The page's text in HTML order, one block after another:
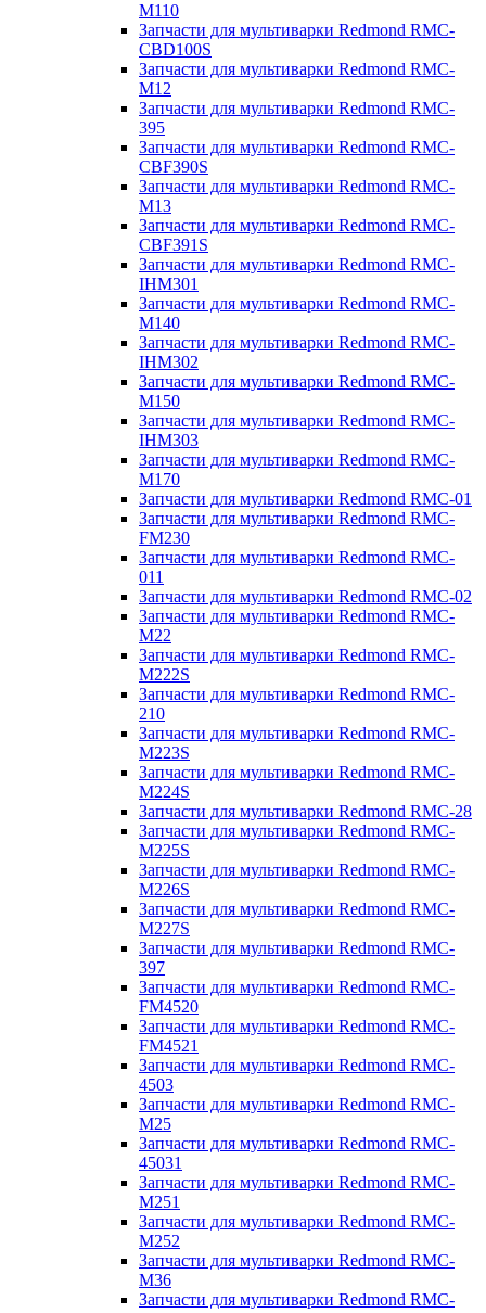
M110
Запчасти для мультиварки Redmond RMC-
CBD100S
Запчасти для мультиварки Redmond RMC-
M12
Запчасти для мультиварки Redmond RMC-
395
Запчасти для мультиварки Redmond RMC-
CBF390S
Запчасти для мультиварки Redmond RMC-
M13
Запчасти для мультиварки Redmond RMC-
CBF391S
Запчасти для мультиварки Redmond RMC-
IHM301
Запчасти для мультиварки Redmond RMC-
M140
Запчасти для мультиварки Redmond RMC-
IHM302
Запчасти для мультиварки Redmond RMC-
M150
Запчасти для мультиварки Redmond RMC-
IHM303
Запчасти для мультиварки Redmond RMC-
M170
Запчасти для мультиварки Redmond RMC-01
Запчасти для мультиварки Redmond RMC-
FM230
Запчасти для мультиварки Redmond RMC-
011
Запчасти для мультиварки Redmond RMC-02
Запчасти для мультиварки Redmond RMC-
M22
Запчасти для мультиварки Redmond RMC-
M222S
Запчасти для мультиварки Redmond RMC-
210
Запчасти для мультиварки Redmond RMC-
M223S
Запчасти для мультиварки Redmond RMC-
M224S
Запчасти для мультиварки Redmond RMC-28
Запчасти для мультиварки Redmond RMC-
M225S
Запчасти для мультиварки Redmond RMC-
M226S
Запчасти для мультиварки Redmond RMC-
M227S
Запчасти для мультиварки Redmond RMC-
397
Запчасти для мультиварки Redmond RMC-
FM4520
Запчасти для мультиварки Redmond RMC-
FM4521
Запчасти для мультиварки Redmond RMC-
4503
Запчасти для мультиварки Redmond RMC-
M25
Запчасти для мультиварки Redmond RMC-
45031
Запчасти для мультиварки Redmond RMC-
M251
Запчасти для мультиварки Redmond RMC-
M252
Запчасти для мультиварки Redmond RMC-
M36
Запчасти для мультиварки Redmond RMC-